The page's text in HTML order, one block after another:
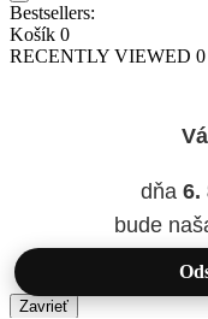
Bestsellers:
Košík 0
RECENTLY VIEWED 0
dňa 6.
bude
Zavrieť